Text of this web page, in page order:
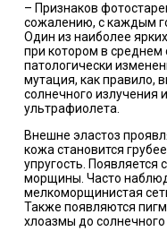
– Признаков
сожалению, с каждым
Один из наиболее
при котором в среднем
патологически
мутация, как правило,
солнечного излучения
ультрафиолета.
Внешне эластоз
кожа становится
упругость. Появляется
морщины. Часто
мелкоморщинистая
Также появляются
хлоазмы до солнечного